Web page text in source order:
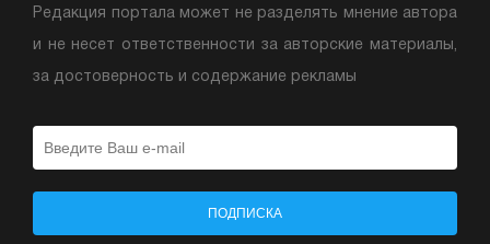
Редакция портала может не разделять мнение автора
и не несет ответственности за авторские материалы,
за достоверность и содержание рекламы
ПОДПИСКА